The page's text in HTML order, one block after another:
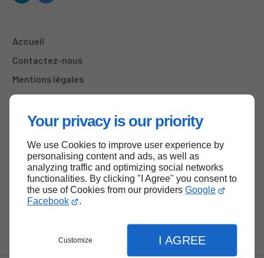
Your privacy is our priority
We use Cookies to improve user experience by
personalising content and ads, as well as
analyzing traffic and optimizing social networks
functionalities. By clicking "I Agree" you consent to
the use of Cookies from our providers Google
Facebook
.
Customize I AGREE
Accueil
Contactez-nous
Mentions légales
Plan du site
Haut de page